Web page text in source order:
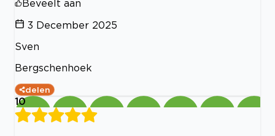
Beveelt aan
3 December 2025
Sven
Bergschenhoek
delen
10